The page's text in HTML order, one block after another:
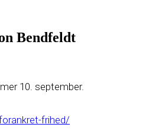
Bendfeldt
10. september.
frihed/